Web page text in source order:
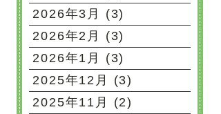
2026年3月 (3)
2026年2月 (3)
2026年1月 (3)
2025年12月 (3)
2025年11月 (2)